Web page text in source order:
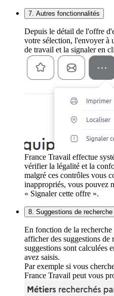
7. Autres fonctionnalités
Depuis le détail de l'offre
votre sélection, l'envoyer à
de travail et la signaler en
France Travail effectue
vérifier la légalité et la
malgré ces contrôles vous
inappropriés, vous pouvez
« Signaler cette offre ».
8. Suggestions de recherche
En fonction de la
afficher des suggestions de
suggestions sont calculées
avez saisis.
Par exemple si vous
France Travail peut vous